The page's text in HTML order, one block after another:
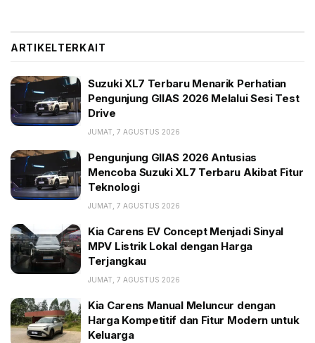
sistem penggerak AllGrip Pro yang tangguh,
warna yang menarik. Perpaduan unik tersebut
menjadikan mobil penjelajah ini mendapatkan
permintaan test drive dan pemesanan yang sangat
BACA JUGA:
Suzuki XL7 Terbaru Menarik Perhatian Pengunjung
GIIAS 2026 Melalui Sesi Test Drive
Pengunjung GIIAS 2026 Antusias Mencoba Suzuki
XL7 Terbaru Akibat Fitur Teknologi
Kia Carens EV Concept Menjadi Sinyal MPV Listrik
Lokal dengan Harga Terjangkau
Harold Donnel, 4W Marketing Director PT Suzuki
Indomobil Sales (SIS) mengatakan, Jimny sebagai
ARTIKELTERKAIT
Suzuki XL7 Terbaru Menarik Perhatian
Pengunjung GIIAS 2026 Melalui Sesi Test
Drive
JUMAT, 7 AGUSTUS 2026
Pengunjung GIIAS 2026 Antusias
Mencoba Suzuki XL7 Terbaru Akibat Fitur
Teknologi
JUMAT, 7 AGUSTUS 2026
Kia Carens EV Concept Menjadi Sinyal
MPV Listrik Lokal dengan Harga
Terjangkau
JUMAT, 7 AGUSTUS 2026
Kia Carens Manual Meluncur dengan
Harga Kompetitif dan Fitur Modern untuk
Keluarga